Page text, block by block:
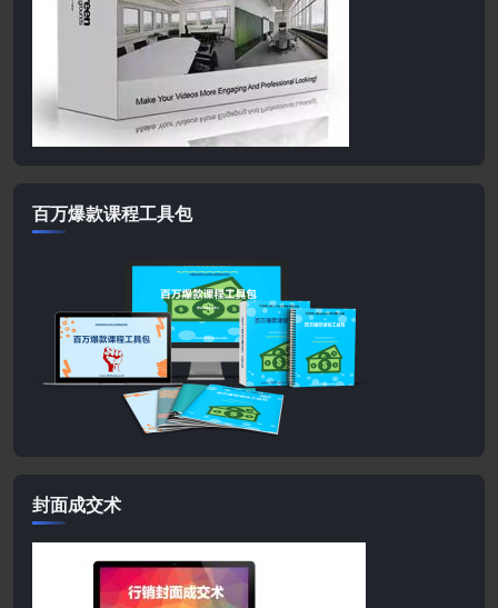
百万爆款课程工具包
封面成交术